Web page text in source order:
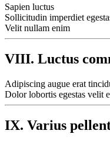
Sapien luctus
Sollicitudin imperdiet
Velit nullam enim
VIII. Luctus
Adipiscing augue erat
Dolor lobortis egestas velit
IX. Varius